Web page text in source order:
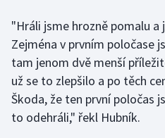
Dostihy
Florbal
Futsal
Golf
"Hráli jsme hrozně pomalu
Zejména v prvním poločase
tam jenom dvě menší
už se to zlepšilo a po těch
Škoda, že ten první poločas
to odehráli," řekl Hubník.